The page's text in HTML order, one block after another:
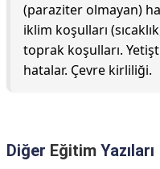
(paraziter olmayan)
iklim koşulları
toprak koşulları.
hatalar. Çevre kirliliği.
Diğer Eğitim Yazıları